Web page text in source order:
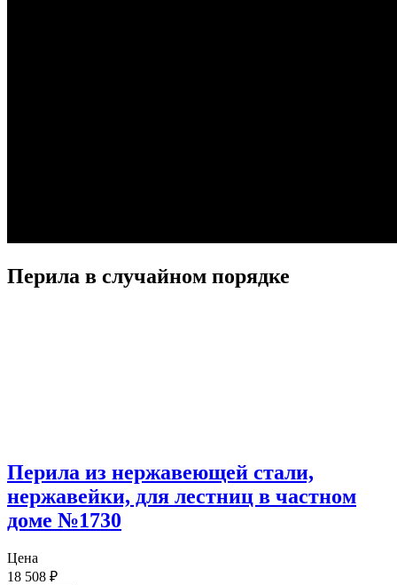
Перила в случайном порядке
Перила из нержавеющей стали,
нержавейки, для лестниц в частном
доме №1730
Цена
18 508 ₽